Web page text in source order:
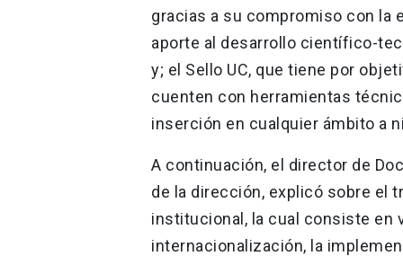
gracias a su compromiso con la
aporte al desarrollo científico-
y; el Sello UC, que tiene por
cuenten con herramientas
inserción en cualquier ámbito a
A continuación, el director de
de la dirección, explicó sobre el
institucional, la cual consiste en
internacionalización, la